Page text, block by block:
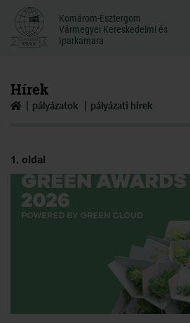
Komárom-Esztergom
Vármegyei Kereskedelmi és
Iparkamara
Komárom-Esztergom
Vármegyei Kereskedelmi és
Iparkamara
Hírek
pályázatok pályázati hírek
1. oldal